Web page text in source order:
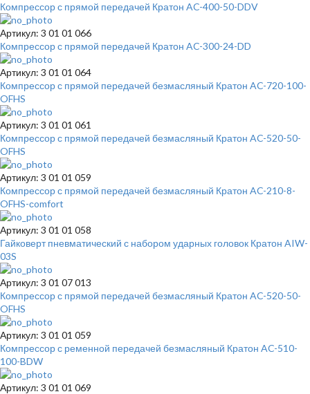
Компрессор с прямой передачей Кратон AC-400-50-DDV
Артикул: 3 01 01 066
Компрессор с прямой передачей Кратон AC-300-24-DD
Артикул: 3 01 01 064
Компрессор с прямой передачей безмасляный Кратон AC-720-100-
OFHS
Артикул: 3 01 01 061
Компрессор с прямой передачей безмасляный Кратон AC-520-50-
OFHS
Артикул: 3 01 01 059
Компрессор с прямой передачей безмасляный Кратон AC-210-8-
OFHS-сomfort
Артикул: 3 01 01 058
Гайковерт пневматический с набором ударных головок Кратон AIW-
03S
Артикул: 3 01 07 013
Компрессор с прямой передачей безмасляный Кратон AC-520-50-
OFHS
Артикул: 3 01 01 059
Компрессор с ременной передачей безмасляный Кратон AC-510-
100-BDW
Артикул: 3 01 01 069